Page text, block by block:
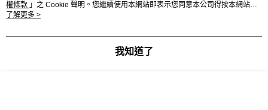
權條款 」之 Cookie 聲明。您繼續使用本網站即表示您同意本公司得按本網站使
用條款之 Cookie 聲明使用 cookie。
了解更多 >
我知道了